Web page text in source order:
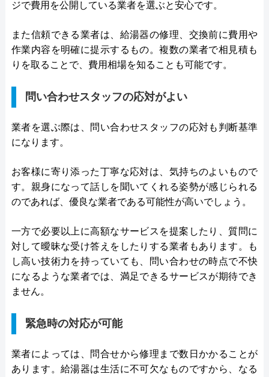
ジで費用を公開している業者を選ぶと安心です。
また信頼できる業者は、給湯器の修理、交換前に費用や
作業内容を明確に提示するもの。複数の業者で相見積も
りを取ることで、費用相場を知ることも可能です。
問い合わせスタッフの応対がよい
業者を選ぶ際は、問い合わせスタッフの応対も判断基準
になります。
お客様に寄り添った丁寧な応対は、気持ちのよいもので
す。親身になって話しを聞いてくれる姿勢が感じられる
のであれば、優良な業者である可能性が高いでしょう。
一方で必要以上に高額なサービスを提案したり、質問に
対して曖昧な受け答えをしたりする業者もあります。も
し高い技術力を持っていても、問い合わせの時点で不快
になるような業者では、満足できるサービスが期待でき
ません。
緊急時の対応が可能
業者によっては、問合せから修理まで数日かかることが
あります。給湯器は生活に不可欠なものですから、なる